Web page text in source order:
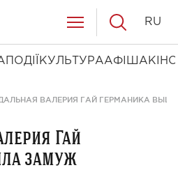
ПОДІЇ КУЛЬТУРААФІША КІНО
RU
ВАЛЕРИЯ ГАЙ ГЕРМАНИКА
Гай
замуж